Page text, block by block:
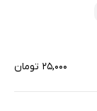
۲۵,۰۰۰ تومان